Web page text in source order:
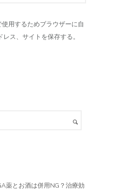
用するためブラウザーに自
ス、サイトを保存する。
薬とお酒は併用NG？治療効